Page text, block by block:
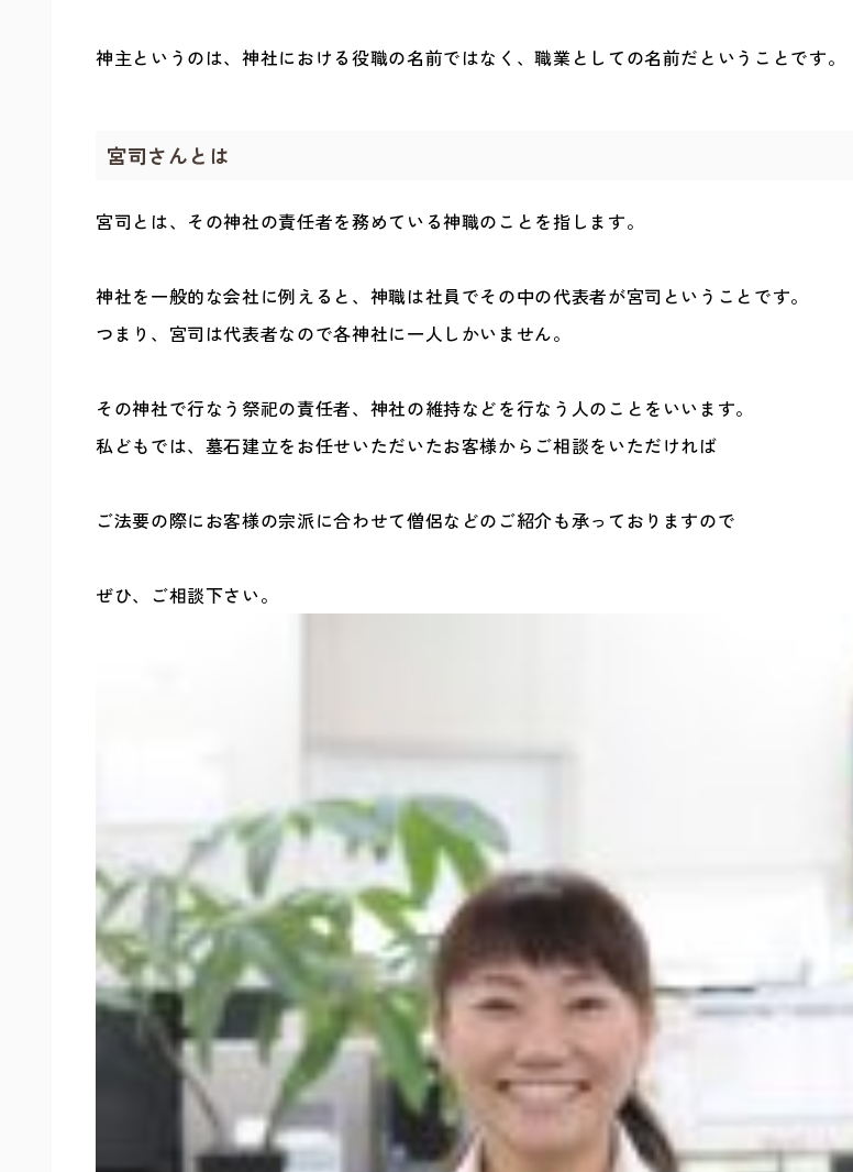
神主というのは、神社における役職の名前ではなく、職業としての名前だということです。
宮司さんとは
宮司とは、その神社の責任者を務めている神職のことを指します。
神社を一般的な会社に例えると、神職は社員でその中の代表者が宮司ということです。
つまり、宮司は代表者なので各神社に一人しかいません。
その神社で行なう祭祀の責任者、神社の維持などを行なう人のことをいいます。
私どもでは、墓石建立をお任せいただいたお客様からご相談をいただければ
ご法要の際にお客様の宗派に合わせて僧侶などのご紹介も承っておりますので
ぜひ、ご相談下さい。